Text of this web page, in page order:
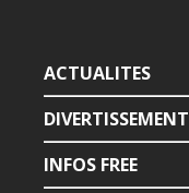
ACTUALITES
DIVERTISSEMENT
INFOS FREE